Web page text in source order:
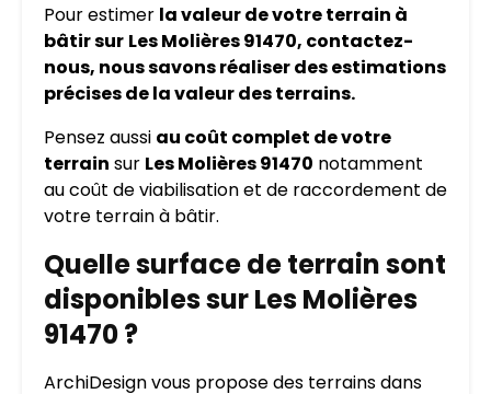
Pour estimer la valeur de votre terrain à
bâtir sur Les Molières 91470, contactez-
nous, nous savons réaliser des estimations
précises de la valeur des terrains.
Pensez aussi au coût complet de votre
terrain sur Les Molières 91470 notamment
au coût de viabilisation et de raccordement de
votre terrain à bâtir.
Quelle surface de terrain sont
disponibles sur Les Molières
91470 ?
ArchiDesign vous propose des terrains dans